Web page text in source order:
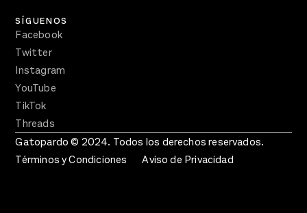
SÍGUENOS
Facebook
Twitter
Instagram
YouTube
TikTok
Threads
Gatopardo © 2024. Todos los derechos reservados.
Términos y Condiciones
Aviso de Privacidad